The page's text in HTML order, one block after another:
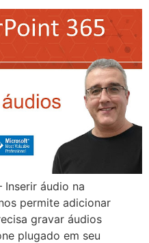
Inserir áudio na
permite adicionar
gravar áudios
plugado em seu